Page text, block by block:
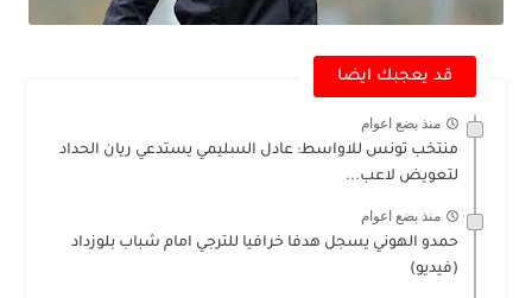
قد يعجبك ايضا
منذ بضع اعوام
منتخب تونس للاواسط: عادل السليمي يستدعي ريان الحداد
لتعويض لاعب...
منذ بضع اعوام
حمدو الهوني يسجل هدفا خرافيا للترجي امام شباب بلوزداد
(فيديو)